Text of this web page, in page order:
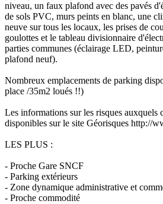
niveau, un faux plafond avec des pavés
de sols PVC, murs peints en blanc, une
neuve sur tous les locaux, les prises de
goulottes et le tableau divisionnaire
parties communes (éclairage LED,
plafond neuf).
Nombreux emplacements de parking
place /35m2 loués !!)
Les informations sur les risques auxquels
disponibles sur le site Géorisques http://
LES PLUS :
- Proche Gare SNCF
- Parking extérieurs
- Zone dynamique administrative et
- Proche commodité